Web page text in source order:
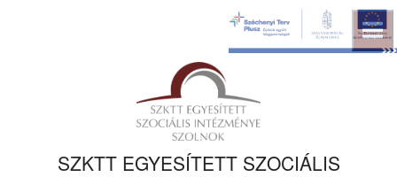
Kezdőlapra
ugrás
SZKTT EGYESÍTETT SZOCIÁLIS